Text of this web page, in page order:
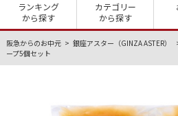
ランキング
から探す
カテゴリー
から探す
阪急からのお中元 銀座アスター（GINZA ASTER）
ープ5個セット